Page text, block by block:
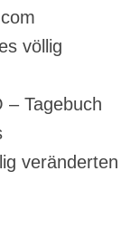
völlig
– Tagebuch
veränderten